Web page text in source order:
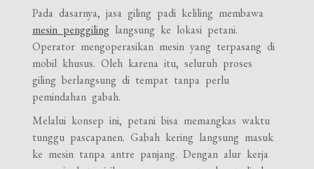
Pada dasarnya, jasa giling padi keliling membawa
mesin penggiling langsung ke lokasi petani.
Operator mengoperasikan mesin yang terpasang di
mobil khusus. Oleh karena itu, seluruh proses
giling berlangsung di tempat tanpa perlu
pemindahan gabah.
Melalui konsep ini, petani bisa memangkas waktu
tunggu pascapanen. Gabah kering langsung masuk
ke mesin tanpa antre panjang. Dengan alur kerja